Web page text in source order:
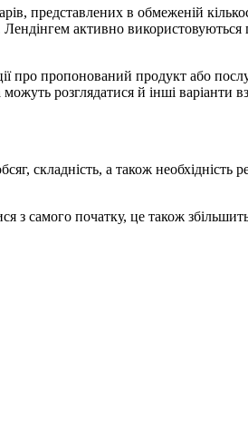
представлених в обмеженій
активно використовуються
пропонований продукт або
розглядатися й інші варіанти
складність, а також необхідність
з самого початку, це також